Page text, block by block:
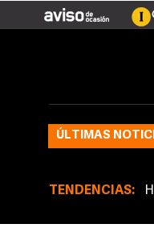
ÚLTIMAS
TENDENCIAS: